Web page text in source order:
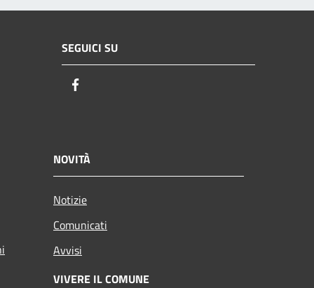
SEGUICI SU
NOVITÀ
Notizie
Comunicati
Avvisi
VIVERE IL COMUNE